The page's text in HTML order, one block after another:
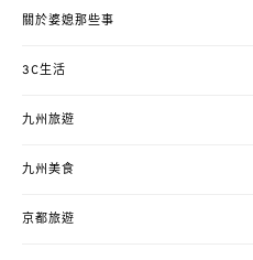
關於婆媳那些事
3C生活
九州旅遊
九州美食
京都旅遊